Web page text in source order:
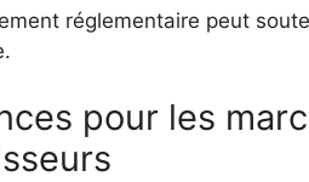
réglementaire peut
pour les